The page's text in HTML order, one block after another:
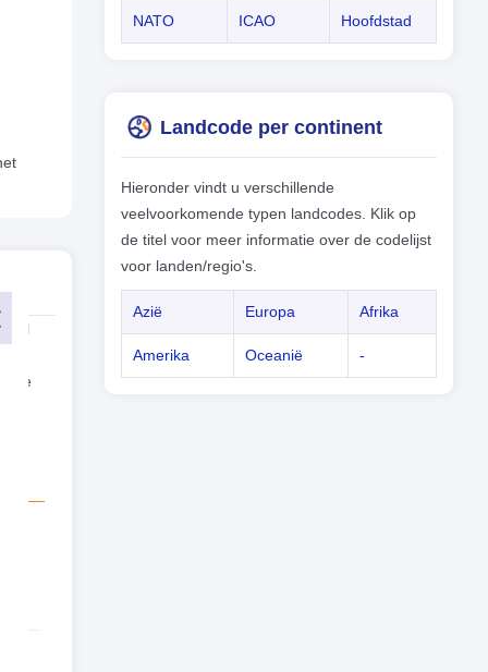
NATO ICAO Hoofdstad
Landcode per continent
Hieronder vindt u verschillende
veelvoorkomende typen landcodes. Klik op
de titel voor meer informatie over de codelijst
voor landen/regio's.
Azië Europa Afrika
Amerika Oceanië -